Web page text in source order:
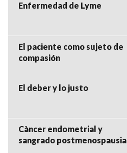
Enfermedad de Lyme
El paciente como sujeto de
compasión
El deber y lo justo
Càncer endometrial y
sangrado postmenospausia